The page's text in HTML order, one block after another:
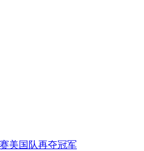
美国队再夺冠军